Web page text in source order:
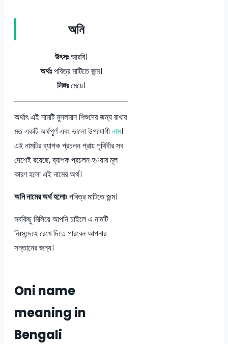
অনি
উৎসঃআরবি।
অর্থঃপবিত্র মাটিতে জন্ম।
লিঙ্গঃমেয়ে।
অর্থাৎ এই নামটি মুসলমান শিশুদের জন্য রাখার
মত একটি অর্থপূর্ণ এবং ভালো উপযোগীনাম।
এই নামটির ব্যাপক প্রচলন প্রায় পৃথিবীর সব
দেশেই রয়েছে, ব্যাপক প্রচলন হওয়ার মূল
কারণ হলো এই নামের অর্থ।
অনি নামের অর্থ হলোঃপবিত্র মাটিতে জন্ম।
সবকিছু মিলিয়ে আপনি চাইলে এ নামটি
নিঃসন্দেহে রেখে দিতে পারবেন আপনার
সন্তানের জন্য।
Oni name
meaning in
Bengali